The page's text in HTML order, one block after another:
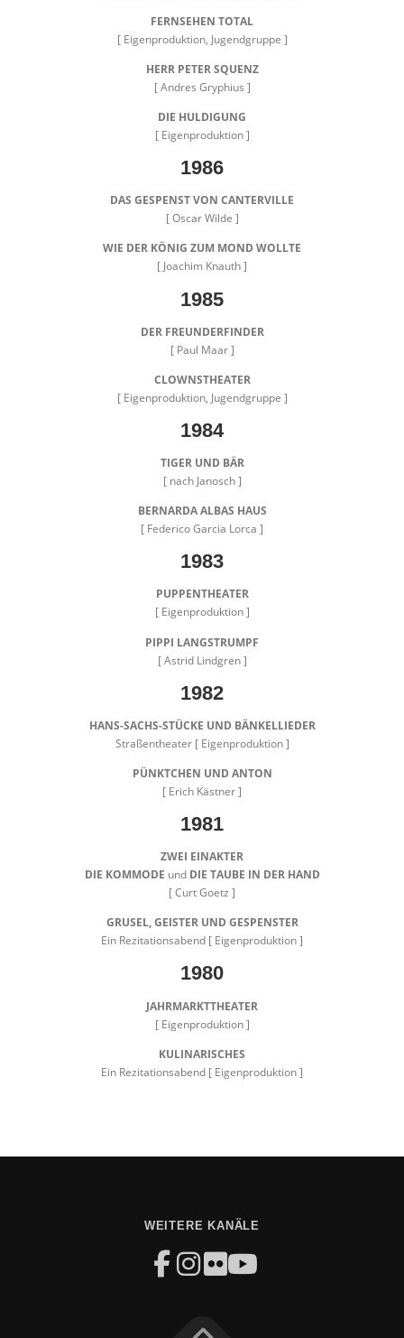
FERNSEHEN TOTAL
[ Eigenproduktion, Jugendgruppe ]
HERR PETER SQUENZ
[ Andres Gryphius ]
DIE HULDIGUNG
[ Eigenproduktion ]
1986
DAS GESPENST VON CANTERVILLE
[ Oscar Wilde ]
WIE DER KÖNIG ZUM MOND WOLLTE
[ Joachim Knauth ]
1985
DER FREUNDERFINDER
[ Paul Maar ]
CLOWNSTHEATER
[ Eigenproduktion, Jugendgruppe ]
1984
TIGER UND BÄR
[ nach Janosch ]
BERNARDA ALBAS HAUS
[ Federico Garcia Lorca ]
1983
PUPPENTHEATER
[ Eigenproduktion ]
PIPPI LANGSTRUMPF
[ Astrid Lindgren ]
1982
HANS-SACHS-STÜCKE UND BÄNKELLIEDER
Straßentheater [ Eigenproduktion ]
PÜNKTCHEN UND ANTON
[ Erich Kästner ]
1981
ZWEI EINAKTER
DIE KOMMODE und DIE TAUBE IN DER HAND
[ Curt Goetz ]
GRUSEL, GEISTER UND GESPENSTER
Ein Rezitationsabend [ Eigenproduktion ]
1980
JAHRMARKTTHEATER
[ Eigenproduktion ]
KULINARISCHES
Ein Rezitationsabend [ Eigenproduktion ]
WEITERE KANÄLE